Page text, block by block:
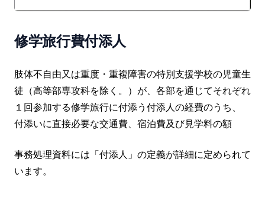
修学旅行費付添人
肢体不自由又は重度・重複障害の特別支援学校の児童生
徒（高等部専攻科を除く。）が、各部を通じてそれぞれ
１回参加する修学旅行に付添う付添人の経費のうち、
付添いに直接必要な交通費、宿泊費及び見学料の額
事務処理資料には「付添人」の定義が詳細に定められて
います。